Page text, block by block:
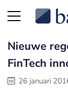
Nieuwe
FinTech
26 januari